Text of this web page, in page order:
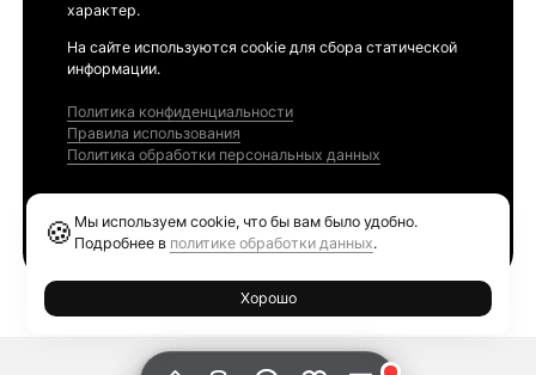
характер.
На сайте используются cookie для сбора статической
информации.
Политика конфиденциальности
Правила использования
Политика обработки персональных данных
🍪 Мы используем cookie, что бы вам было удобно.
Подробнее в политике обработки данных.
Хорошо
Ethereum GAS Tracker